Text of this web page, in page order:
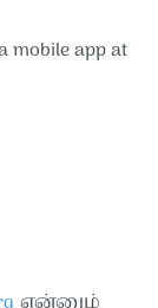
mobile app at